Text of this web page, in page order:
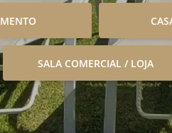
SALA COMERCIAL / LOJA